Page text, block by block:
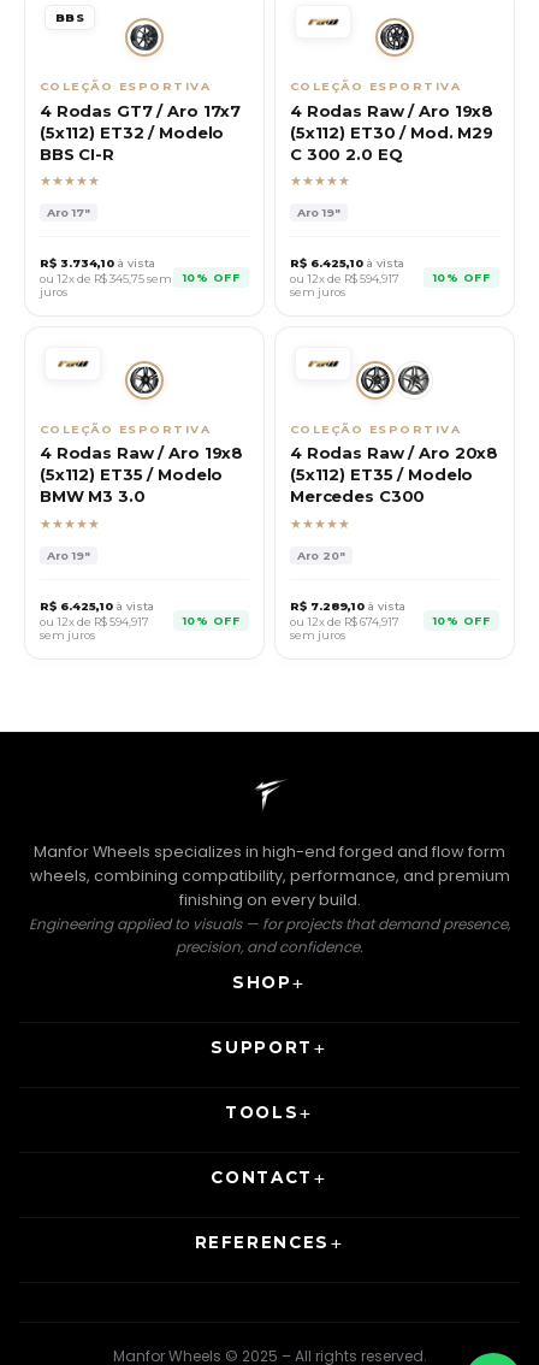
BBS
COLEÇÃO ESPORTIVA
4 Rodas GT7 / Aro 17x7
(5x112) ET32 / Modelo
BBS CI-R
★★★★★
Aro17"
R$ 3.734,10 à vista
ou 12x de R$345,75sem
juros
10% OFF
COLEÇÃO ESPORTIVA
4 Rodas Raw / Aro 19x8
(5x112) ET30 / Mod. M29
C 300 2.0 EQ
★★★★★
Aro19"
R$ 6.425,10 à vista
ou 12x de R$594,917
sem juros
10% OFF
COLEÇÃO ESPORTIVA
4 Rodas Raw / Aro 19x8
(5x112) ET35 / Modelo
BMW M3 3.0
★★★★★
Aro19"
R$ 6.425,10 à vista
ou 12x de R$594,917
sem juros
10% OFF
COLEÇÃO ESPORTIVA
4 Rodas Raw / Aro 20x8
(5x112) ET35 / Modelo
Mercedes C300
★★★★★
Aro 20"
R$ 7.289,10 à vista
ou 12x de R$674,917
sem juros
10% OFF
Manfor Wheels specializes in high-end forged and flow form
wheels, combining compatibility, performance, and premium
finishing on every build.
Engineering applied to visuals — for projects that demand presence,
precision, and confidence.
SHOP
SUPPORT
TOOLS
CONTACT
REFERENCES
Manfor Wheels © 2025 – All rights reserved.